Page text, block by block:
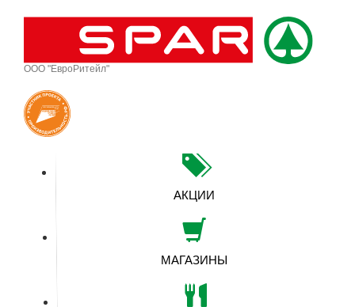
ООО "ЕвроРитейл"
АКЦИИ
МАГАЗИНЫ